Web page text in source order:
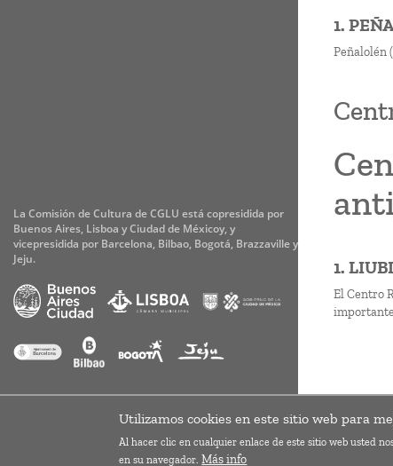
La Comisión de Cultura de CGLU está copresidida por
Buenos Aires, Lisboa y Ciudad de Méxicoy, y
vicepresidida por Barcelona, Bilbao, Bogotá, Brazzaville y
Jeju.
Aviso legal Cookies Privacidad
1.
Peñalolén
1.
El Centro
Utilizamos cookies en este sitio web para
Al hacer clic en cualquier enlace de este sitio web usted
en su navegador. Más info